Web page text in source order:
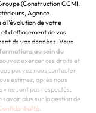
(Construction CCMI,
Agence
à l'évolution de votre
d'effacement de vos
de vos données. Vous
au sein du
exercer ces droits et
pouvez nous contacter
estimez, après nous
ne sont pas respectés,
plus sur la gestion de
.